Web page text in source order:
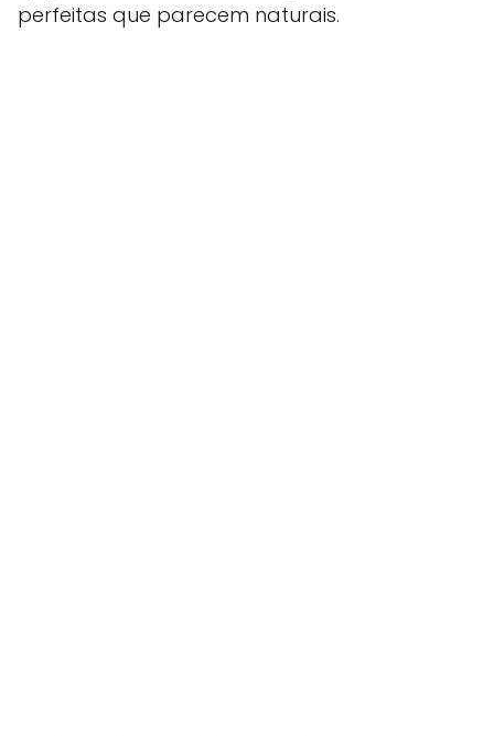
perfeitas que parecem naturais.